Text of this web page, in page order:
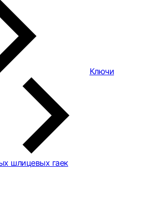
Ключи
шлицевых гаек